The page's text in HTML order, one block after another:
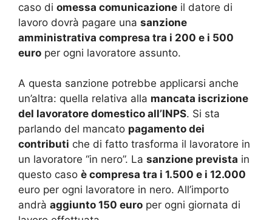
caso di omessa comunicazione il datore di
lavoro dovrà pagare una sanzione
amministrativa compresa tra i 200 e i 500
euro per ogni lavoratore assunto.
A questa sanzione potrebbe applicarsi anche
un’altra: quella relativa alla mancata iscrizione
del lavoratore domestico all’INPS. Si sta
parlando del mancato pagamento dei
contributi che di fatto trasforma il lavoratore in
un lavoratore “in nero”. La sanzione prevista in
questo caso è compresa tra i 1.500 e i 12.000
euro per ogni lavoratore in nero. All’importo
andrà aggiunto 150 euro per ogni giornata di